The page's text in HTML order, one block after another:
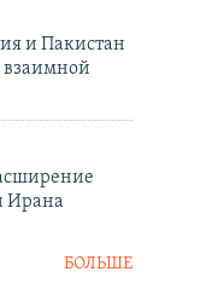
и Пакистан
взаимной
Ирана
БОЛЬШЕ